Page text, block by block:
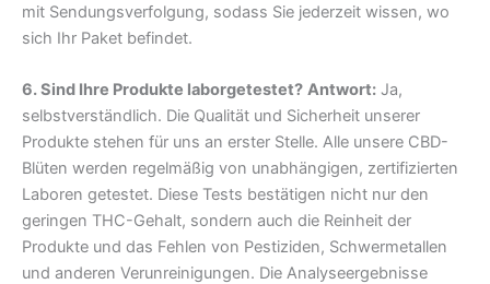
mit Sendungsverfolgung, sodass Sie jederzeit wissen, wo
sich Ihr Paket befindet.
6. Sind Ihre Produkte laborgetestet? Antwort: Ja,
selbstverständlich. Die Qualität und Sicherheit unserer
Produkte stehen für uns an erster Stelle. Alle unsere CBD-
Blüten werden regelmäßig von unabhängigen, zertifizierten
Laboren getestet. Diese Tests bestätigen nicht nur den
geringen THC-Gehalt, sondern auch die Reinheit der
Produkte und das Fehlen von Pestiziden, Schwermetallen
und anderen Verunreinigungen. Die Analyseergebnisse